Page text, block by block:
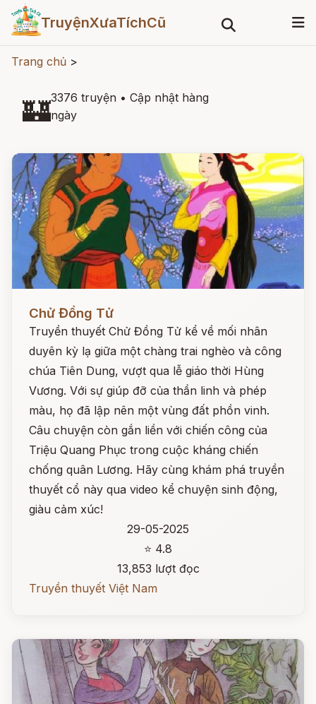
TruyệnXưaTíchCũ
Trang chủ >
🏰3376 truyện • Cập nhật hàng
ngày
Chử Đồng Tử
Truyền thuyết Chử Đồng Tử kể về mối nhân
duyên kỳ lạ giữa một chàng trai nghèo và công
chúa Tiên Dung, vượt qua lễ giáo thời Hùng
Vương. Với sự giúp đỡ của thần linh và phép
màu, họ đã lập nên một vùng đất phồn vinh.
Câu chuyện còn gắn liền với chiến công của
Triệu Quang Phục trong cuộc kháng chiến
chống quân Lương. Hãy cùng khám phá truyền
thuyết cổ này qua video kể chuyện sinh động,
giàu cảm xúc!
29-05-2025
⭐ 4.8
13,853 lượt đọc
Truyền thuyết Việt Nam